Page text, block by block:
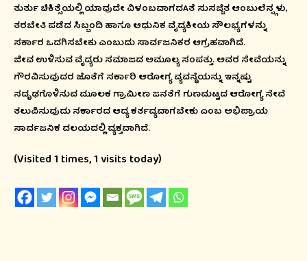
ತುರ್ತು ಚಿಕಿತ್ಸೆಯಲ್ಲಿ ಯಾವುದೇ ವಿಳಂಬವಾಗದAತೆ ಸುಸಜ್ಜಿತ ಆಂಬುಲೆನ್ಸ್ಗಳು,
ತರಬೇತಿ ಪಡೆದ ಸಿಬ್ಬಂದಿ ಹಾಗೂ ಆಧುನಿಕ ವೈದ್ಯಕೀಯ ಸೌಲಭ್ಯಗಳನ್ನು
ಸರ್ಕಾರ ಒದಗಿಸಬೇಕು ಎಂಬುದು ಸಾರ್ವಜನಿಕರ ಆಗ್ರಹವಾಗಿದೆ.
ಜೀವ ಉಳಿಸುವ ವೈದ್ಯರು ಸಮಾಜದ ಅಮೂಲ್ಯ ಸಂಪತ್ತು. ಅವರ ಸೇವೆಯನ್ನು
ಗೌರವಿಸುವುದರ ಜೊತೆಗೆ ಸರ್ಕಾರಿ ಆರೋಗ್ಯ ವ್ಯವಸ್ಥೆಯನ್ನು ಇನ್ನಷ್ಟು
ಸದೃಢಗೊಳಿಸುವ ಮೂಲಕ ಗ್ರಾಮೀಣ ಜನತೆಗೆ ಗುಣಮಟ್ಟದ ಆರೋಗ್ಯ ಸೇವೆ
ತಲುಪಿಸುವುದು ಸರ್ಕಾರದ ಆದ್ಯ ಕರ್ತವ್ಯವಾಗಬೇಕು ಎಂಬ ಅಭಿಪ್ರಾಯ
ಸಾರ್ವಜನಿಕ ವಲಯದಲ್ಲಿ ವ್ಯಕ್ತವಾಗಿದೆ.
(Visited 1 times, 1 visits today)